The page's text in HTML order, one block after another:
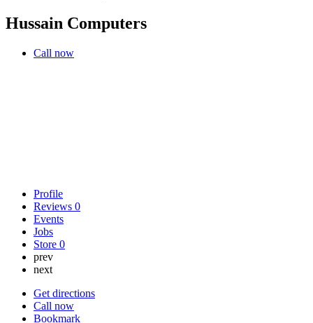
Hussain Computers
Call now
Profile
Reviews 0
Events
Jobs
Store 0
prev
next
Get directions
Call now
Bookmark